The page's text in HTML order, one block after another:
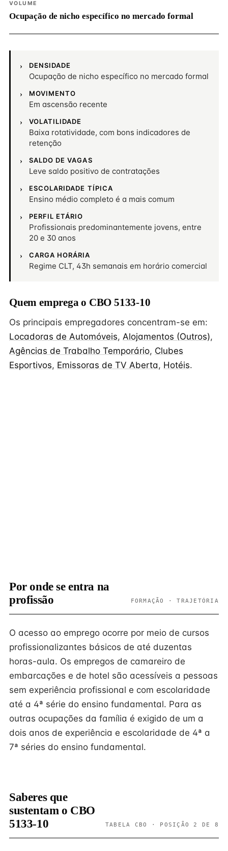
VOLUME
Ocupação de nicho específico no mercado formal
DENSIDADE
Ocupação de nicho específico no mercado formal
MOVIMENTO
Em ascensão recente
VOLATILIDADE
Baixa rotatividade, com bons indicadores de
retenção
SALDO DE VAGAS
Leve saldo positivo de contratações
ESCOLARIDADE TÍPICA
Ensino médio completo é a mais comum
PERFIL ETÁRIO
Profissionais predominantemente jovens, entre
20 e 30 anos
CARGA HORÁRIA
Regime CLT, 43h semanais em horário comercial
Quem emprega o CBO 5133-10
Os principais empregadores concentram-se em:
Locadoras de Automóveis, Alojamentos (Outros),
Agências de Trabalho Temporário, Clubes
Esportivos, Emissoras de TV Aberta, Hotéis.
Por onde se entra na
profissão
FORMAÇÃO · TRAJETÓRIA
O acesso ao emprego ocorre por meio de cursos
profissionalizantes básicos de até duzentas
horas-aula. Os empregos de camareiro de
embarcações e de hotel são acessíveis a pessoas
sem experiência profissional e com escolaridade
até a 4ª série do ensino fundamental. Para as
outras ocupações da família é exigido de um a
dois anos de experiência e escolaridade de 4ª a
7ª séries do ensino fundamental.
Saberes que
sustentam o CBO
5133-10
TABELA CBO · POSIÇÃO 2 DE 8